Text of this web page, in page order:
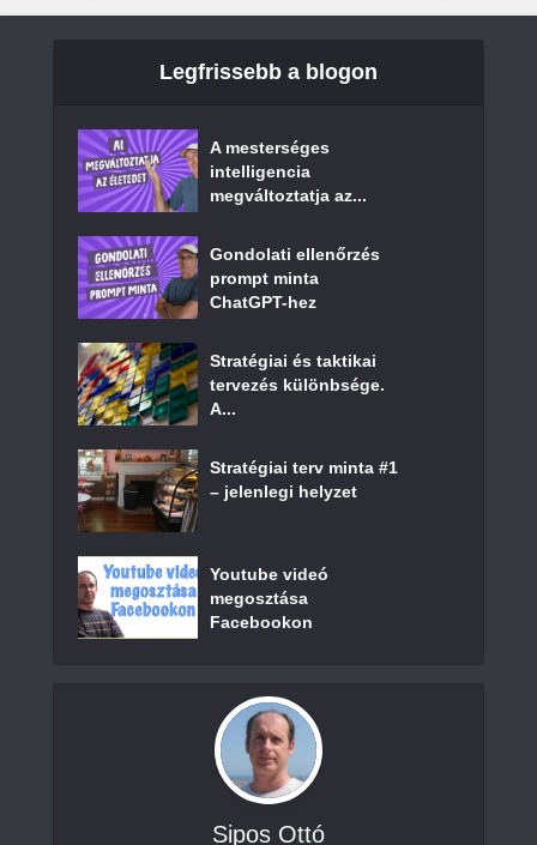
Legfrissebb a blogon
A mesterséges
intelligencia
megváltoztatja az...
Gondolati ellenőrzés
prompt minta
ChatGPT-hez
Stratégiai és taktikai
tervezés különbsége.
A...
Stratégiai terv minta #1
– jelenlegi helyzet
Youtube videó
megosztása
Facebookon
Sipos Ottó